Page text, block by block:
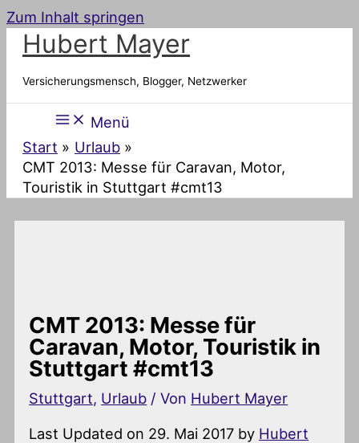
Zum Inhalt springen
Hubert Mayer
Versicherungsmensch, Blogger, Netzwerker
Menü
Start
Urlaub
CMT 2013: Messe für Caravan, Motor,
Touristik in Stuttgart #cmt13
CMT 2013: Messe für
Caravan, Motor, Touristik in
Stuttgart #cmt13
Stuttgart, Urlaub / Von Hubert Mayer
Last Updated on 29. Mai 2017 by Hubert